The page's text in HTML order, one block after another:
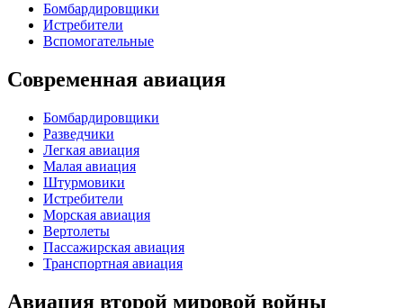
Бомбардировщики
Истребители
Вспомогательные
Современная авиация
Бомбардировщики
Разведчики
Легкая авиация
Малая авиация
Штурмовики
Истребители
Морская авиация
Вертолеты
Пассажирская авиация
Транспортная авиация
Авиация второй мировой войны